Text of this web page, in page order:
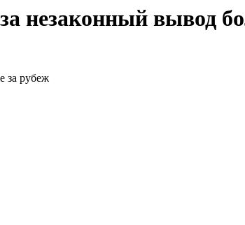
незаконный вывод